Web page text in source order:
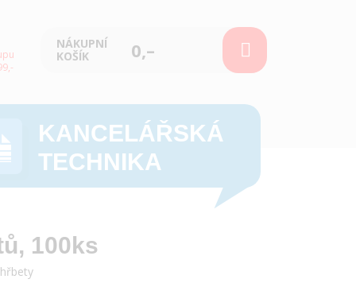
NÁKUPNÍ
KOŠÍK
0,–
KANCELÁŘSKÁ
TECHNIKA
100ks